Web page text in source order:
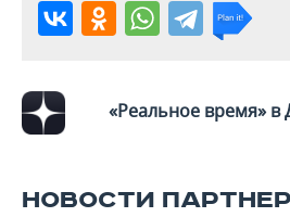
«Реальное время» в
НОВОСТИ